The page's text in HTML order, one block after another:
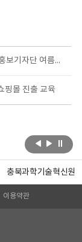
놀면 뭐하니? 충북콘텐츠코리아랩 홍보기자단 여름방학 서포터즈 모집
핑몰 진출 교육
충북과학기술혁신원
이용약관